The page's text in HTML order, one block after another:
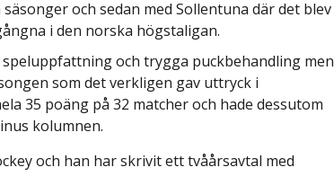
och sedan med Sollentuna där det blev
i den norska högstaligan.
och trygga puckbehandling men
som det verkligen gav uttryck i
35 poäng på 32 matcher och hade dessutom
kolumnen.
och han har skrivit ett tvåårsavtal med